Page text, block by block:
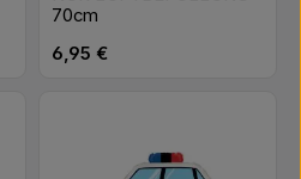
70cm
Regulärer Preis:
6,95 €